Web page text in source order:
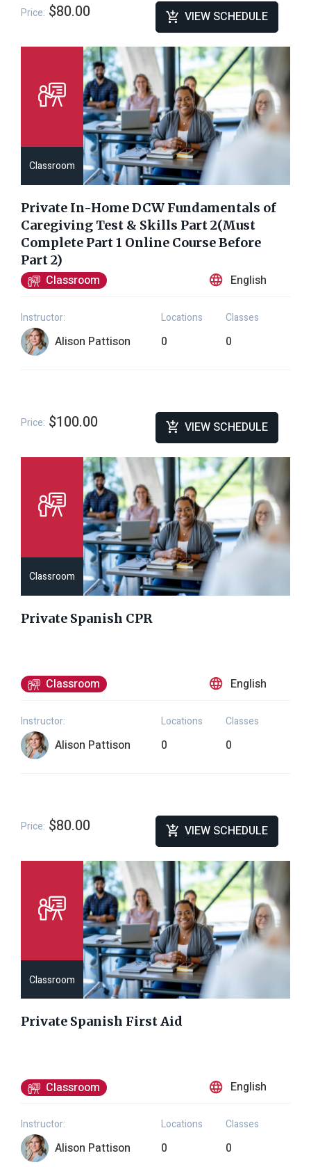
Price: $80.00 VIEW SCHEDULE
Classroom
Private In-Home DCW Fundamentals of
Caregiving Test & Skills Part 2(Must
Complete Part 1 Online Course Before
Part 2)
Classroom English
Instructor:
Alison Pattison
Locations
0
Classes
0
Price: $100.00 VIEW SCHEDULE
Classroom
Private Spanish CPR
Classroom English
Instructor:
Alison Pattison
Locations
0
Classes
0
Price: $80.00 VIEW SCHEDULE
Classroom
Private Spanish First Aid
Classroom English
Instructor:
Alison Pattison
Locations
0
Classes
0